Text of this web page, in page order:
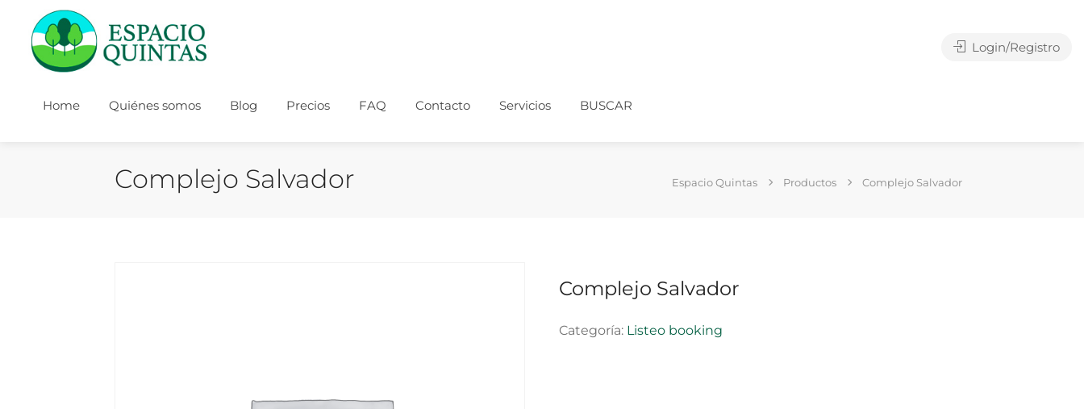
Home Quiénes somos Blog Precios FAQ Contacto Servicios BUSCAR
Login/Registro
Complejo Salvador Espacio Quintas Productos Complejo Salvador
Complejo Salvador
Categoría: Listeo booking